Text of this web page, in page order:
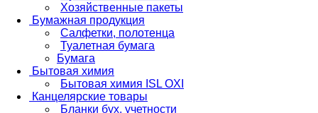
Хозяйственные пакеты
Бумажная продукция
Салфетки, полотенца
Туалетная бумага
Бумага
Бытовая химия
Бытовая химия ISL OXI
Канцелярские товары
Бланки бух. учетности